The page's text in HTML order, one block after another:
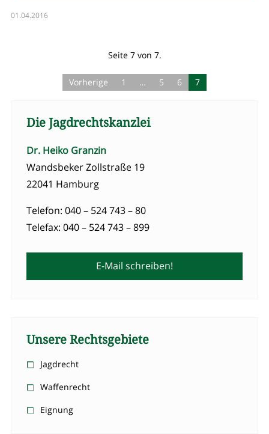
01.04.2016
Seite 7 von 7.
Vorherige 1 … 5 6 7
Die Jagdrechtskanzlei
Dr. Heiko Granzin
Wandsbeker Zollstraße 19
22041 Hamburg
Telefon: 040 – 524 743 – 80
Telefax: 040 – 524 743 – 899
E-Mail schreiben!
Unsere Rechtsgebiete
Jagdrecht
Waffenrecht
Eignung